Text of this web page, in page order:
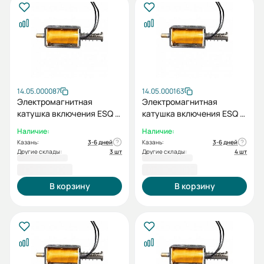
14.05.000087
Электромагнитная
катушка включения ESQ C
(цепной)
Наличие:
Казань:
3-6 дней
Другие склады:
3 шт
В корзину
14.05.000163
Электромагнитная
катушка включения ESQ C
Наличие:
Казань:
3-6 дней
Другие склады:
4 шт
В корзину